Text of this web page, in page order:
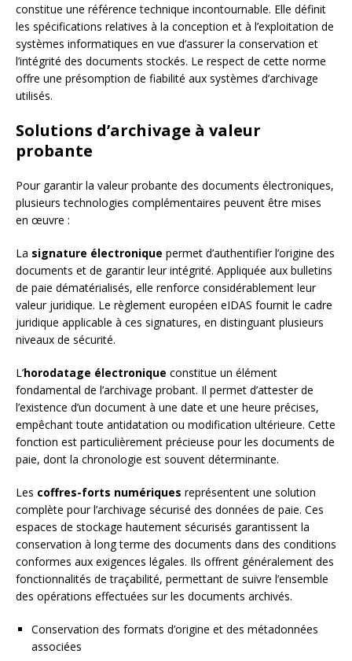
constitue une référence technique incontournable. Elle définit
les spécifications relatives à la conception et à l’exploitation de
systèmes informatiques en vue d’assurer la conservation et
l’intégrité des documents stockés. Le respect de cette norme
offre une présomption de fiabilité aux systèmes d’archivage
utilisés.
Solutions d’archivage à valeur
probante
Pour garantir la valeur probante des documents électroniques,
plusieurs technologies complémentaires peuvent être mises
en œuvre :
La signature électronique permet d’authentifier l’origine des
documents et de garantir leur intégrité. Appliquée aux bulletins
de paie dématérialisés, elle renforce considérablement leur
valeur juridique. Le règlement européen eIDAS fournit le cadre
juridique applicable à ces signatures, en distinguant plusieurs
niveaux de sécurité.
L’horodatage électronique constitue un élément
fondamental de l’archivage probant. Il permet d’attester de
l’existence d’un document à une date et une heure précises,
empêchant toute antidatation ou modification ultérieure. Cette
fonction est particulièrement précieuse pour les documents de
paie, dont la chronologie est souvent déterminante.
Les coffres-forts numériques représentent une solution
complète pour l’archivage sécurisé des données de paie. Ces
espaces de stockage hautement sécurisés garantissent la
conservation à long terme des documents dans des conditions
conformes aux exigences légales. Ils offrent généralement des
fonctionnalités de traçabilité, permettant de suivre l’ensemble
des opérations effectuées sur les documents archivés.
Conservation des formats d’origine et des métadonnées
associées